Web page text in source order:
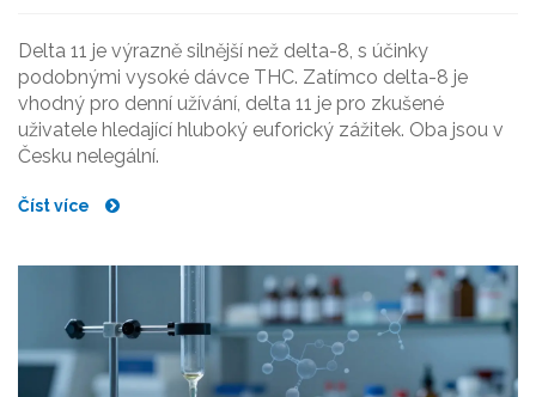
Delta 11 je výrazně silnější než delta-8, s účinky
podobnými vysoké dávce THC. Zatímco delta-8 je
vhodný pro denní užívání, delta 11 je pro zkušené
uživatele hledající hluboký euforický zážitek. Oba jsou v
Česku nelegální.
Číst více